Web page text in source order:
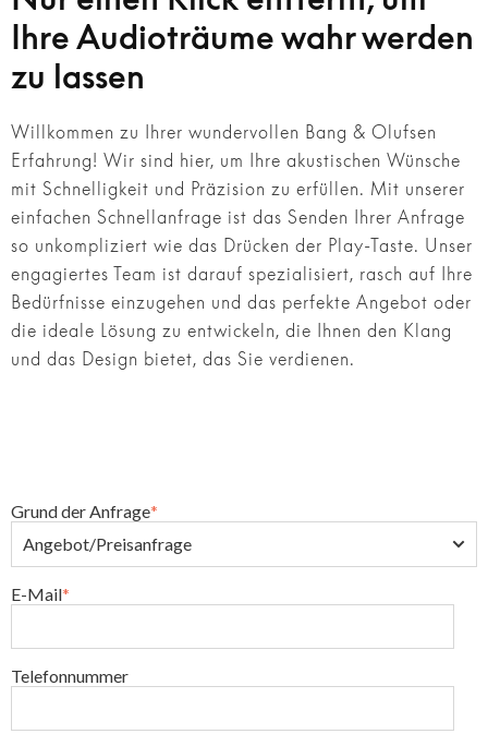
Ihre Audioträume wahr werden
zu lassen
Willkommen zu Ihrer wundervollen Bang & Olufsen
Erfahrung! Wir sind hier, um Ihre akustischen Wünsche
mit Schnelligkeit und Präzision zu erfüllen. Mit unserer
einfachen Schnellanfrage ist das Senden Ihrer Anfrage
so unkompliziert wie das Drücken der Play-Taste. Unser
engagiertes Team ist darauf spezialisiert, rasch auf Ihre
Bedürfnisse einzugehen und das perfekte Angebot oder
die ideale Lösung zu entwickeln, die Ihnen den Klang
und das Design bietet, das Sie verdienen.
Grund der Anfrage*
E-Mail*
Telefonnummer